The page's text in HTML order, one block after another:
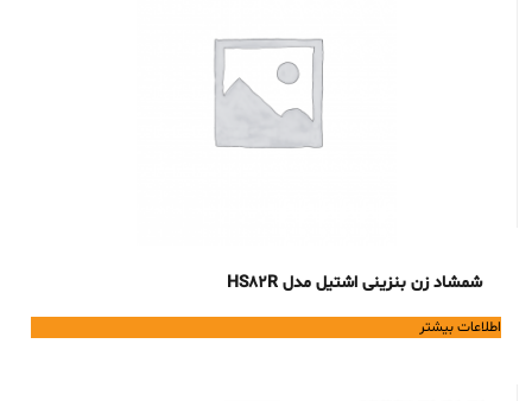
شمشاد زن بنزینی اشتیل مدل HS82R
اطلاعات بیشتر